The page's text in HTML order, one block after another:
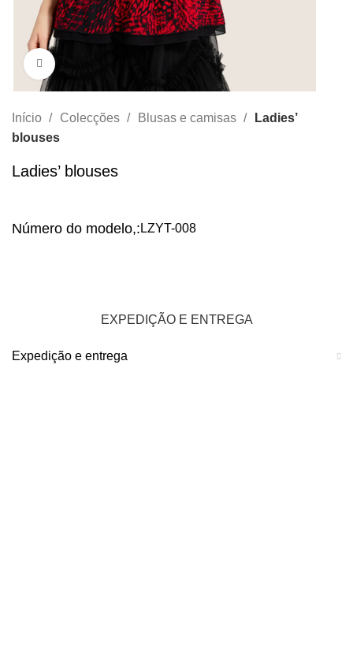
Início Colecções Blusas e camisas
Ladies’
blouses
Ladies’ blouses
Número do modelo,: LZYT-008
EXPEDIÇÃO E ENTREGA
Expedição e entrega